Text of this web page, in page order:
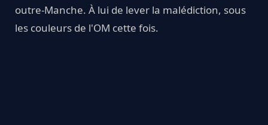
outre-Manche. À lui de lever la malédiction, sous
les couleurs de l'OM cette fois.